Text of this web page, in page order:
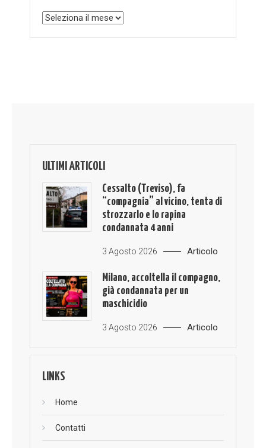
Archivio
ULTIMI ARTICOLI
Cessalto (Treviso), fa
“compagnia” al vicino, tenta di
strozzarlo e lo rapina
condannata 4 anni
3 Agosto 2026 Articolo
Milano, accoltella il compagno,
già condannata per un
maschicidio
3 Agosto 2026 Articolo
LINKS
Home
Contatti